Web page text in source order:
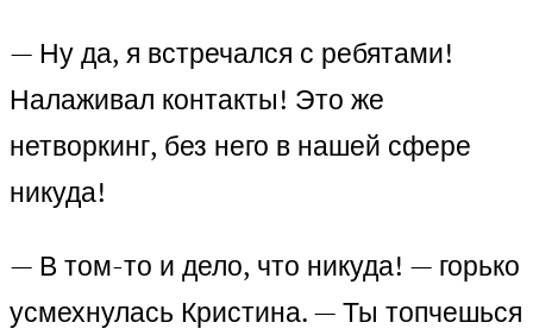
— Ну да, я встречался с ребятами!
Налаживал контакты! Это же
нетворкинг, без него в нашей сфере
никуда!
— В том-то и дело, что никуда! — горько
усмехнулась Кристина. — Ты топчешься